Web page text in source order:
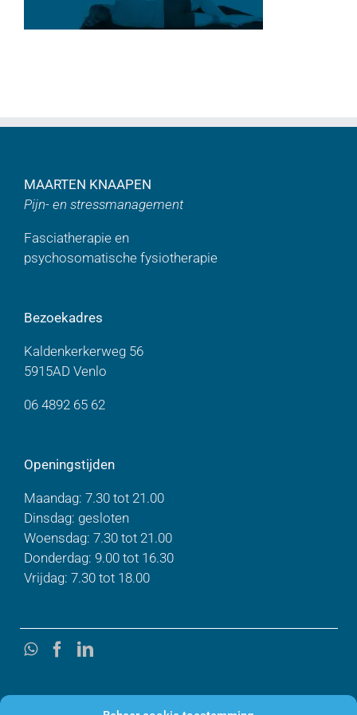
MAARTEN KNAAPEN
Pijn- en stressmanagement
Fasciatherapie en
psychosomatische fysiotherapie
Bezoekadres
Kaldenkerkerweg 56
5915AD Venlo
06 4892 65 62
Openingstijden
Maandag: 7.30 tot 21.00
Dinsdag: gesloten
Woensdag: 7.30 tot 21.00
Donderdag: 9.00 tot 16.30
Vrijdag: 7.30 tot 18.00